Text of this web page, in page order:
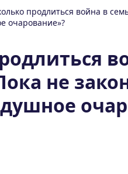
продлиться война в
очарование»?
не